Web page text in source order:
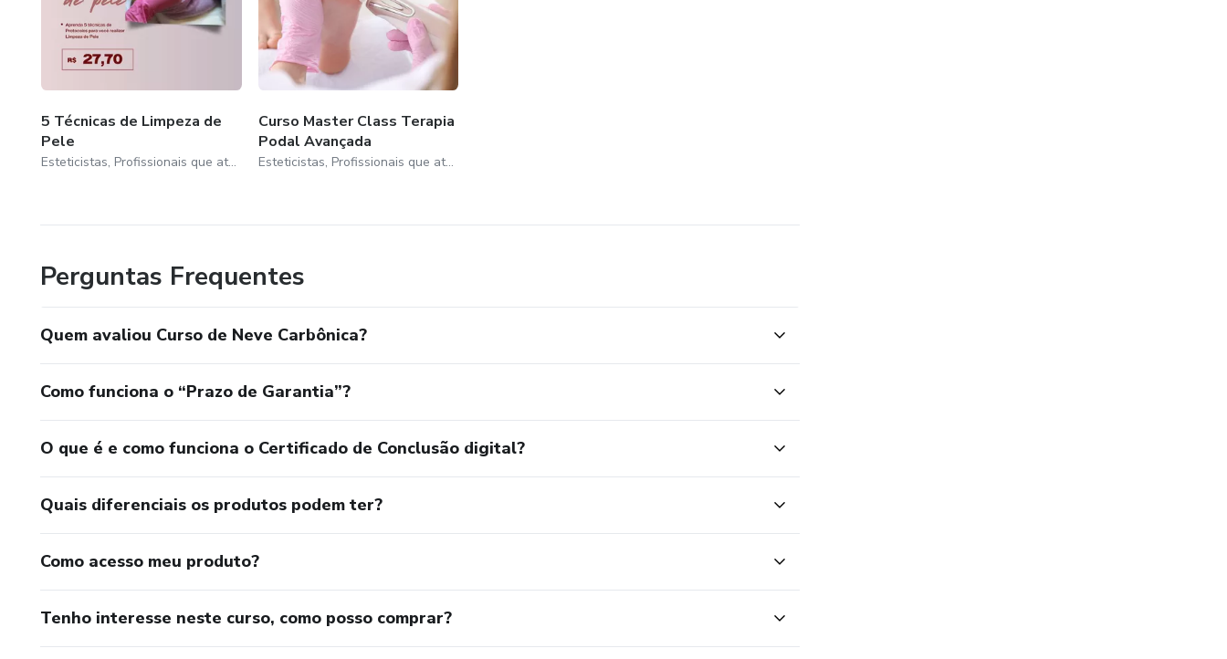
5 Técnicas de Limpeza de
Pele
Esteticistas, Profissionais que atuam ou querem iniciar na área da Estética
Curso Master Class Terapia
Podal Avançada
Esteticistas, Profissionais que atuam ou querem iniciar na área da Estética
Perguntas Frequentes
Quem avaliou Curso de Neve Carbônica?
Como funciona o “Prazo de Garantia”?
O que é e como funciona o Certificado de Conclusão digital?
Quais diferenciais os produtos podem ter?
Como acesso meu produto?
Tenho interesse neste curso, como posso comprar?